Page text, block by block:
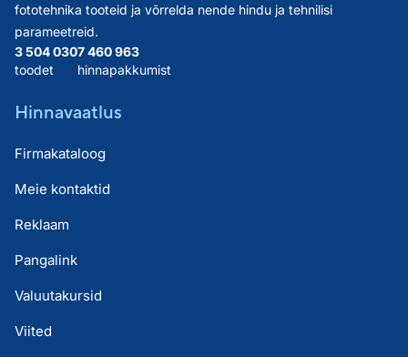
fototehnika tooteid ja võrrelda nende hindu ja tehnilisi
parameetreid.
3 504 030
toodet
7 460 963
hinnapakkumist
Hinnavaatlus
Firmakataloog
Meie kontaktid
Reklaam
Pangalink
Valuutakursid
Viited